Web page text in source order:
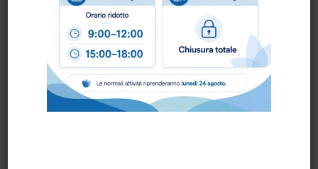
DISTRIBUTORE
DISTRIBUTORE